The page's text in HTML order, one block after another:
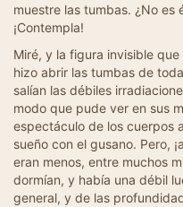
muestre las tumbas. ¿No es
¡Contempla!
Miré, y la figura invisible
hizo abrir las tumbas de
salían las débiles
modo que pude ver en sus
espectáculo de los cuerpos
sueño con el gusano. Pero,
eran menos, entre muchos
dormían, y había una débil
general, y de las